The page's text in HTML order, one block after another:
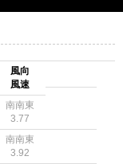
風向
風速
南南東
3.77
南南東
3.92